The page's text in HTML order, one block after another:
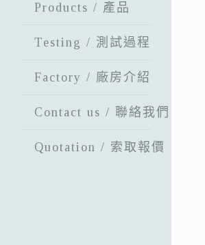
Products / 產品
Testing / 測試過程
Factory / 廠房介紹
Contact us / 聯絡我們
Quotation / 索取報價